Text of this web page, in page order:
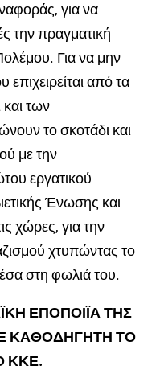
για να
την πραγματική
Για να μην
από τα
και των
το σκοτάδι και
με την
εργατικού
Ένωσης και
χώρες, για την
χτυπώντας το
στη φωλιά του.
ΕΠΟΠΟΙΪΑ ΤΗΣ
ΚΑΘΟΔΗΓΗΤΗ ΤΟ
ΚΚΕ.